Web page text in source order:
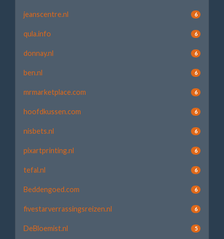
jeanscentre.nl 6
qula.info 6
donnay.nl 6
ben.nl 6
mrmarketplace.com 6
hoofdkussen.com 6
nisbets.nl 6
pixartprinting.nl 6
tefal.nl 6
Beddengoed.com 6
fivestarverrassingsreizen.nl 6
DeBloemist.nl 5